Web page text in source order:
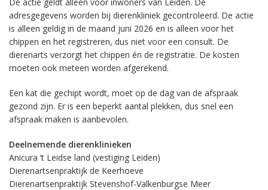
adresgegevens worden bij dierenkliniek gecontroleerd. De actie
is alleen geldig in de maand juni 2026 en is alleen voor het
chippen en het registreren, dus niet voor een consult. De
dierenarts verzorgt het chippen én de registratie. De kosten
moeten ook meteen worden afgerekend.
Een kat die gechipt wordt, moet op de dag van de afspraak
gezond zijn. Er is een beperkt aantal plekken, dus snel een
afspraak maken is aanbevolen.
Deelnemende dierenklinieken
Anicura ’t Leidse land (vestiging Leiden)
Dierenartsenpraktijk de Keerhoeve
Dierenartsenpraktijk Stevenshof-Valkenburgse Meer